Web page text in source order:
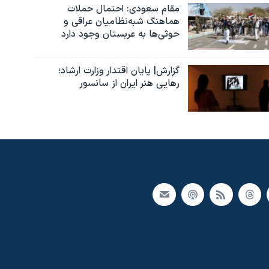
مقام سعودی: احتمال حملات
هماهنگ شبه‌نظامیان عراقی و
حوثی‌ها به عربستان وجود دارد
گزارش| پایان اقتدار وزارت ارشاد؛
رهایی هنر ایران از سانسور